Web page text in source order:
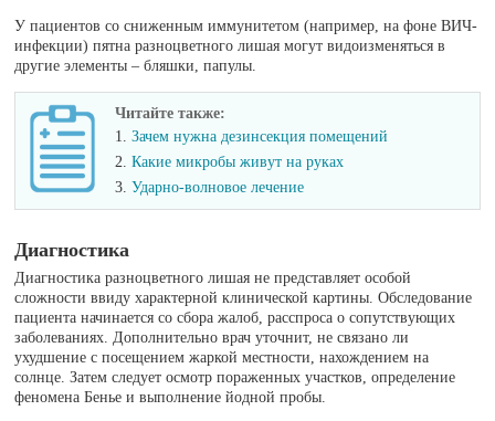
У пациентов со сниженным иммунитетом (например, на фоне ВИЧ-
инфекции) пятна разноцветного лишая могут видоизменяться в
другие элементы – бляшки, папулы.
Читайте также:
1.Зачем нужна дезинсекция помещений
2.Какие микробы живут на руках
3.Ударно-волновое лечение
Диагностика
Диагностика разноцветного лишая не представляет особой
сложности ввиду характерной клинической картины. Обследование
пациента начинается со сбора жалоб, расспроса о сопутствующих
заболеваниях. Дополнительно врач уточнит, не связано ли
ухудшение с посещением жаркой местности, нахождением на
солнце. Затем следует осмотр пораженных участков, определение
феномена Бенье и выполнение йодной пробы.